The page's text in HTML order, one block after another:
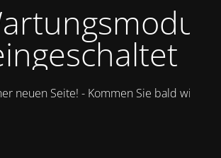
neuen Seite! - Kommen Sie bald wieder.